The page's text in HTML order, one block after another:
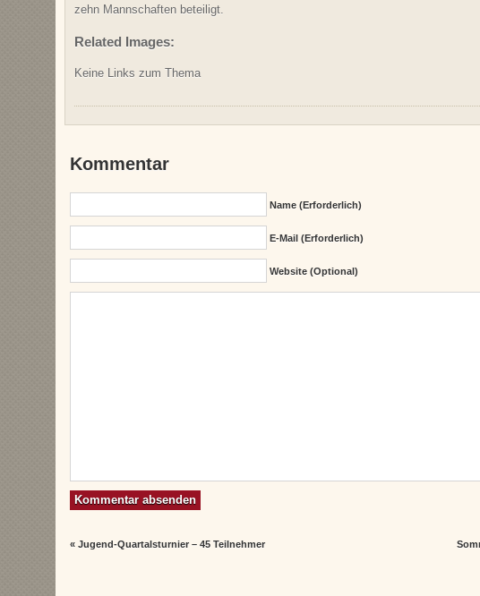
zehn Mannschaften beteiligt.
Related Images:
Keine Links zum Thema
Kommentar
Name (erforderlich)
E-Mail (erforderlich)
Website (Optional)
«Jugend-Quartalsturnier – 45 Teilnehmer